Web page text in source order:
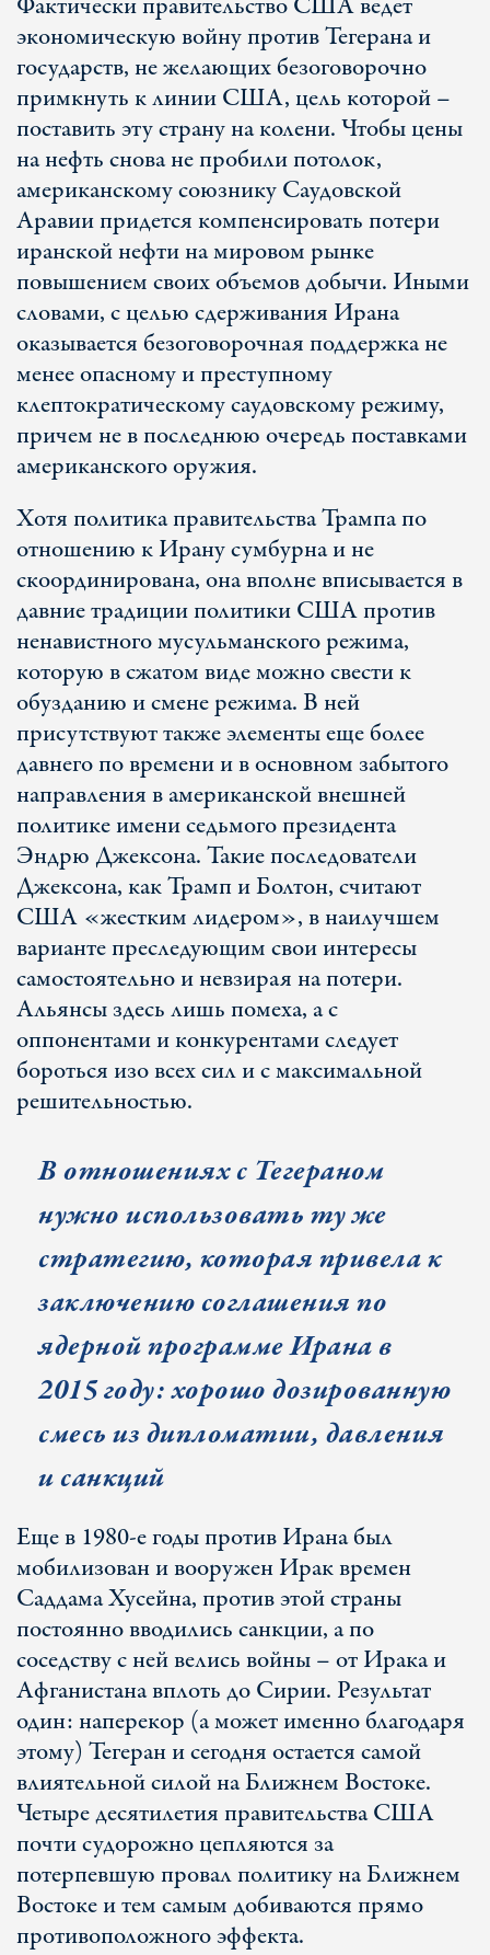
экономическую войну против Тегерана и
государств, не желающих безоговорочно
примкнуть к линии США, цель которой –
поставить эту страну на колени. Чтобы цены
на нефть снова не пробили потолок,
американскому союзнику Саудовской
Аравии придется компенсировать потери
иранской нефти на мировом рынке
повышением своих объемов добычи. Иными
словами, с целью сдерживания Ирана
оказывается безоговорочная поддержка не
менее опасному и преступному
клептократическому саудовскому режиму,
причем не в последнюю очередь поставками
американского оружия.
Хотя политика правительства Трампа по
отношению к Ирану сумбурна и не
скоординирована, она вполне вписывается в
давние традиции политики США против
ненавистного мусульманского режима,
которую в сжатом виде можно свести к
обузданию и смене режима. В ней
присутствуют также элементы еще более
давнего по времени и в основном забытого
направления в американской внешней
политике имени седьмого президента
Эндрю Джексона. Такие последователи
Джексона, как Трамп и Болтон, считают
США «жестким лидером», в наилучшем
варианте преследующим свои интересы
самостоятельно и невзирая на потери.
Альянсы здесь лишь помеха, а с
оппонентами и конкурентами следует
бороться изо всех сил и с максимальной
решительностью.
В отношениях с Тегераном
нужно использовать ту же
стратегию, которая привела к
заключению соглашения по
ядерной программе Ирана в
2015 году: хорошо дозированную
смесь из дипломатии, давления
и санкций
Еще в 1980-е годы против Ирана был
мобилизован и вооружен Ирак времен
Саддама Хусейна, против этой страны
постоянно вводились санкции, а по
соседству с ней велись войны – от Ирака и
Афганистана вплоть до Сирии. Результат
один: наперекор (а может именно благодаря
этому) Тегеран и сегодня остается самой
влиятельной силой на Ближнем Востоке.
Четыре десятилетия правительства США
почти судорожно цепляются за
потерпевшую провал политику на Ближнем
Востоке и тем самым добиваются прямо
противоположного эффекта.